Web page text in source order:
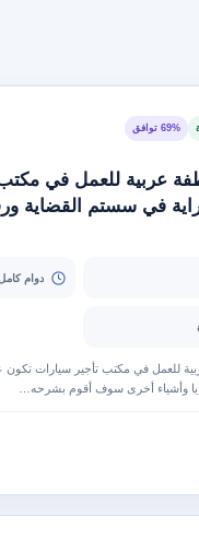
69% توافق
عربية للعمل في مكتب
في سستم القضاية
دوام كامل
للعمل في مكتب تأجير سيارات تكون
وأشياء أخرى سوف أقوم بشرحه…